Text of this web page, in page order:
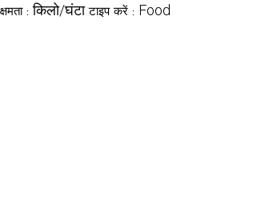
क्षमता : किलो/घंटा टाइप करें : Food